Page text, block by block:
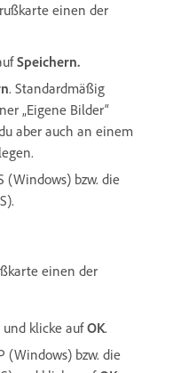
einen der
Speichern.
. Standardmäßig
„Eigene Bilder“
aber auch an einem
(Windows) bzw. die
einen der
und klicke aufOK.
(Windows) bzw. die